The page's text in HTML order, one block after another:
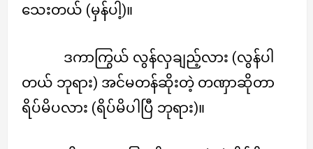
သေးတယ် (မှန်ပါ့)။
ဒကာကြွယ် လွန်လှချည့်လား (လွန်ပါ
တယ် ဘုရား) အင်မတန်ဆိုးတဲ့ တဏှာဆိုတာ
ရိပ်မိပလား (ရိပ်မိပါပြီ ဘုရား)။